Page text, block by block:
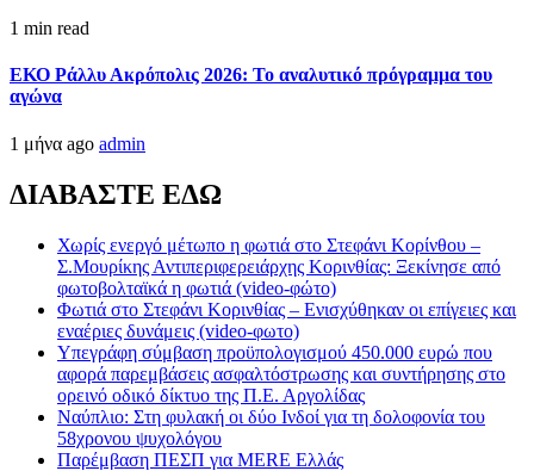
1 min read
ΕΚΟ Ράλλυ Ακρόπολις 2026: Το αναλυτικό πρόγραμμα του
αγώνα
1 μήνα ago admin
ΔΙΑΒΑΣΤΕ ΕΔΩ
Χωρίς ενεργό μέτωπο η φωτιά στο Στεφάνι Κορίνθου –
Σ.Μουρίκης Αντιπεριφερειάρχης Κορινθίας: Ξεκίνησε από
φωτοβολταϊκά η φωτιά (video-φώτο)
Φωτιά στο Στεφάνι Κορινθίας – Ενισχύθηκαν οι επίγειες και
εναέριες δυνάμεις (video-φωτο)
Υπεγράφη σύμβαση προϋπολογισμού 450.000 ευρώ που
αφορά παρεμβάσεις ασφαλτόστρωσης και συντήρησης στο
ορεινό οδικό δίκτυο της Π.Ε. Αργολίδας
Ναύπλιο: Στη φυλακή οι δύο Ινδοί για τη δολοφονία του
58χρονου ψυχολόγου
Παρέμβαση ΠΕΣΠ για MERE Ελλάς